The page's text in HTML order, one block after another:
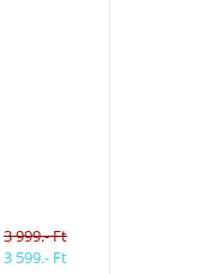
3 999.- Ft
3 599.- Ft